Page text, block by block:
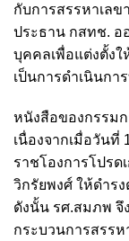
กับการสรรหาเล
ประธาน กสทช. อ
บุคคลเพื่อแต่งตั้งใ
เป็นการดำเนินก
หนังสือของกรรมก
เนื่องจากเมื่อวันที่
ราชโองการโปร
วิกรัยพงศ์ ให้ดำร
ดังนั้น รศ.สมภพ
กระบวนการสรร